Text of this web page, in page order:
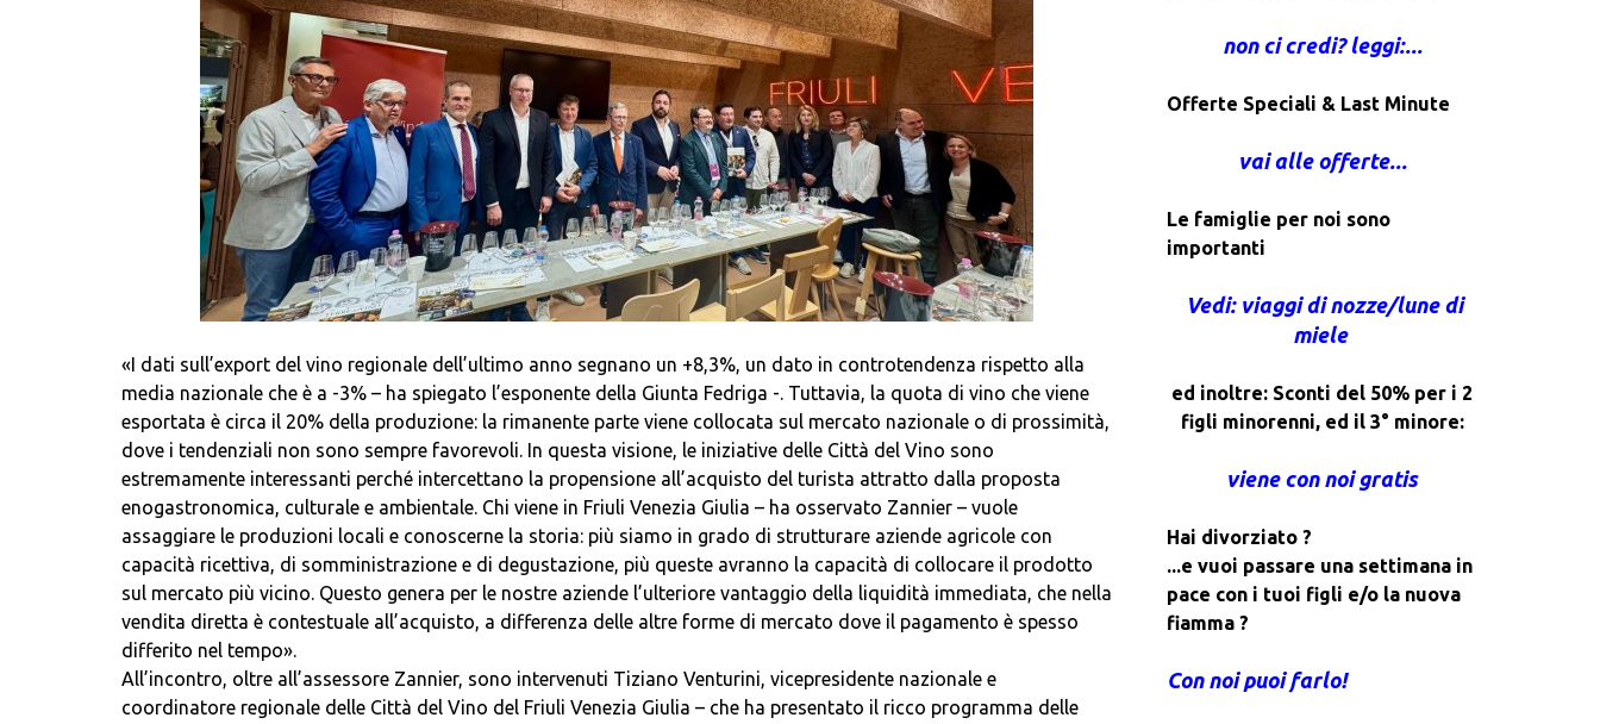
«I dati sull’export del vino regionale dell’ultimo anno segnano un +8,3%, un dato in controtendenza rispetto alla
media nazionale che è a -3% – ha spiegato l’esponente della Giunta Fedriga -. Tuttavia, la quota di vino che viene
esportata è circa il 20% della produzione: la rimanente parte viene collocata sul mercato nazionale o di prossimità,
dove i tendenziali non sono sempre favorevoli. In questa visione, le iniziative delle Città del Vino sono
estremamente interessanti perché intercettano la propensione all’acquisto del turista attratto dalla proposta
enogastronomica, culturale e ambientale. Chi viene in Friuli Venezia Giulia – ha osservato Zannier – vuole
assaggiare le produzioni locali e conoscerne la storia: più siamo in grado di strutturare aziende agricole con
capacità ricettiva, di somministrazione e di degustazione, più queste avranno la capacità di collocare il prodotto
sul mercato più vicino. Questo genera per le nostre aziende l’ulteriore vantaggio della liquidità immediata, che nella
vendita diretta è contestuale all’acquisto, a differenza delle altre forme di mercato dove il pagamento è spesso
differito nel tempo».
All’incontro, oltre all’assessore Zannier, sono intervenuti Tiziano Venturini, vicepresidente nazionale e
coordinatore regionale delle Città del Vino del Friuli Venezia Giulia – che ha presentato il ricco programma delle
non ci credi? leggi:...
Offerte Speciali & Last Minute
vai alle offerte...
Le famiglie per noi sono
importanti
Vedi: viaggi di nozze/lune di
miele
ed inoltre: Sconti del 50% per i 2
figli minorenni, ed il 3° minore:
viene con noi gratis
Hai divorziato ?
...e vuoi passare una settimana in
pace con i tuoi figli e/o la nuova
fiamma ?
Con noi puoi farlo!